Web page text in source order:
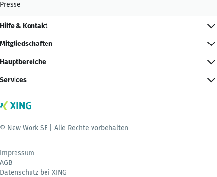
Presse
Hilfe & Kontakt
Mitgliedschaften
Hauptbereiche
Services
© New Work SE | Alle Rechte vorbehalten
Impressum
AGB
Datenschutz bei XING